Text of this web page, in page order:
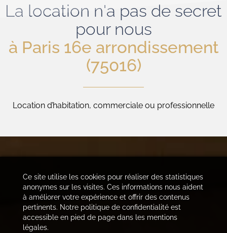
La location n'a pas de secret
pour nous
à Paris 16e arrondissement
(75016)
Location d’habitation, commerciale ou professionnelle
Ce site utilise les cookies pour réaliser des statistiques
anonymes sur les visites. Ces informations nous aident
à améliorer votre expérience et offrir des contenus
pertinents. Notre politique de confidentialité est
accessible en pied de page dans les mentions
légales.